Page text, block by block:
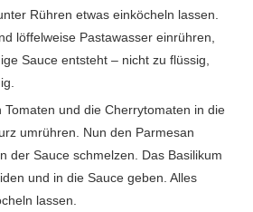
Rühren etwas einköcheln lassen.
löffelweise Pastawasser einrühren,
Sauce entsteht – nicht zu flüssig,
umrühren. Nun den Parmesan
der Sauce schmelzen. Das Basilikum
und in die Sauce geben. Alles
lassen.